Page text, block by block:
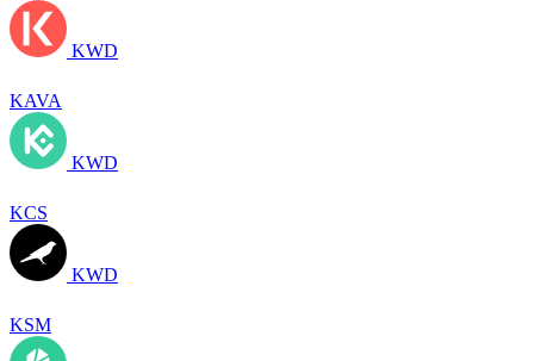
KWD
KAVA
KWD
KCS
KWD
KSM